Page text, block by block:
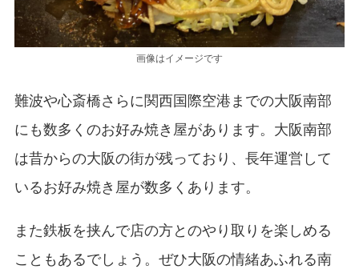
画像はイメージです
難波や心斎橋さらに関西国際空港までの大阪南部
にも数多くのお好み焼き屋があります。大阪南部
は昔からの大阪の街が残っており、長年運営して
いるお好み焼き屋が数多くあります。
また鉄板を挟んで店の方とのやり取りを楽しめる
こともあるでしょう。ぜひ大阪の情緒あふれる南